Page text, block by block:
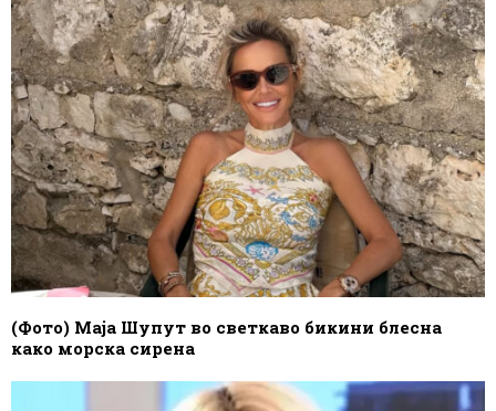
(Фото) Маја Шупут во светкаво бикини блесна
како морска сирена